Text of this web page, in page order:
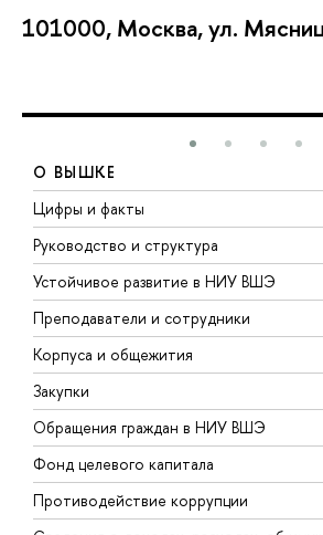
101000, Москва, ул.
О ВЫШКЕ
Цифры и факты
Руководство и структура
Устойчивое развитие в НИУ ВШЭ
Преподаватели и сотрудники
Корпуса и общежития
Закупки
Обращения граждан в НИУ ВШЭ
Фонд целевого капитала
Противодействие коррупции